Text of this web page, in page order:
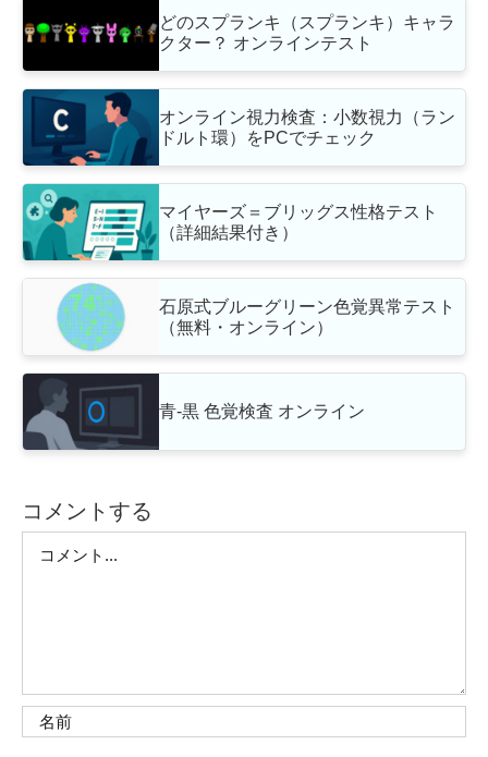
どのスプランキ（スプランキ）キャラ
クター？ オンラインテスト
オンライン視力検査：小数視力（ラン
ドルト環）をPCでチェック
マイヤーズ＝ブリッグス性格テスト
（詳細結果付き）
石原式ブルーグリーン色覚異常テスト
（無料・オンライン）
青‐黒 色覚検査 オンライン
コメントする